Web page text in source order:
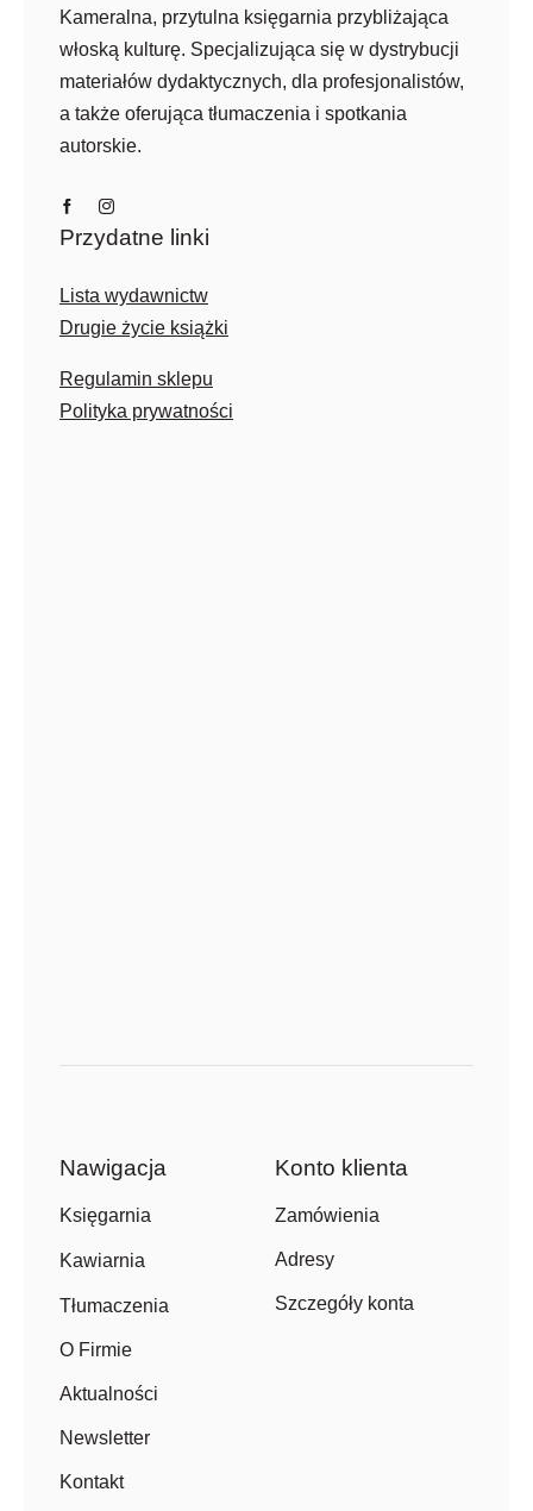
Kameralna, przytulna księgarnia przybliżająca
włoską kulturę. Specjalizująca się w dystrybucji
materiałów dydaktycznych, dla profesjonalistów,
a także oferująca tłumaczenia i spotkania
autorskie.
Przydatne linki
Lista wydawnictw
Drugie życie książki
Regulamin sklepu
Polityka prywatności
Nawigacja
Księgarnia
Kawiarnia
Tłumaczenia
O Firmie
Aktualności
Newsletter
Kontakt
Konto klienta
Zamówienia
Adresy
Szczegóły konta